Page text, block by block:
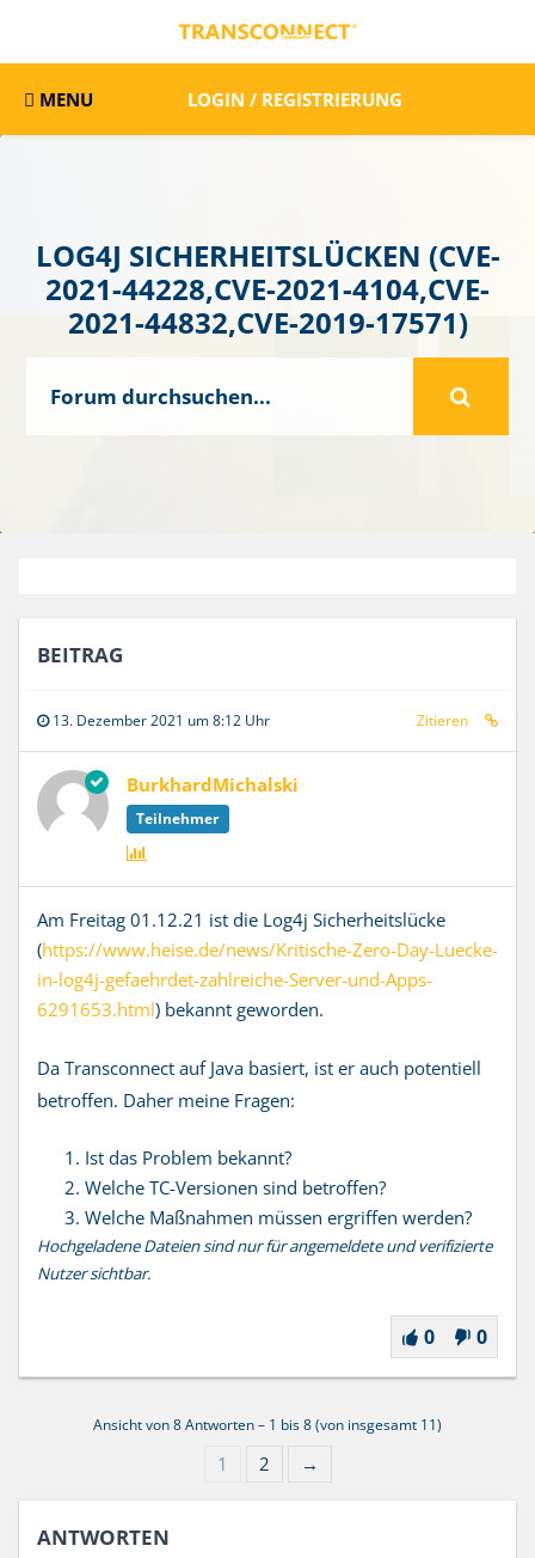
MENU LOGIN / REGISTRIERUNG
LOG4J SICHERHEITSLÜCKEN (CVE-
2021-44228,CVE-2021-4104,CVE-
2021-44832,CVE-2019-17571)
BEITRAG
13. Dezember 2021 um 8:12 Uhr Zitieren
BurkhardMichalski
Teilnehmer
Am Freitag 01.12.21 ist die Log4j Sicherheitslücke
(https://www.heise.de/news/Kritische-Zero-Day-Luecke-
in-log4j-gefaehrdet-zahlreiche-Server-und-Apps-
6291653.html) bekannt geworden.
Da Transconnect auf Java basiert, ist er auch potentiell
betroffen. Daher meine Fragen:
Ist das Problem bekannt?
Welche TC-Versionen sind betroffen?
Welche Maßnahmen müssen ergriffen werden?
Hochgeladene Dateien sind nur für angemeldete und verifizierte
Nutzer sichtbar.
0 0
Ansicht von 8 Antworten – 1 bis 8 (von insgesamt 11)
1 2 →
ANTWORTEN